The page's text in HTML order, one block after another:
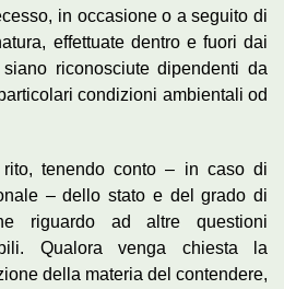
in occasione o a seguito di
effettuate dentro e fuori dai
riconosciute dipendenti da
condizioni ambientali od
tenendo conto – in caso di
– dello stato e del grado di
riguardo ad altre questioni
Qualora venga chiesta la
della materia del contendere,